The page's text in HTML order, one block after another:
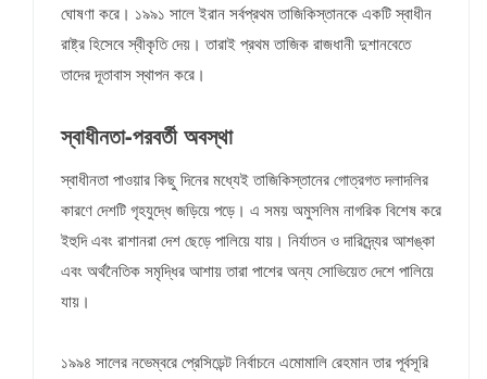
ঘোষণা করে। ১৯৯১ সালে ইরান সর্বপ্রথম তাজিকিস্তানকে একটি স্বাধীন
রাষ্ট্র হিসেবে স্বীকৃতি দেয়। তারাই প্রথম তাজিক রাজধানী দুশানবেতে
তাদের দূতাবাস স্থাপন করে।
স্বাধীনতা-পরবর্তী অবস্থা
স্বাধীনতা পাওয়ার কিছু দিনের মধ্যেই তাজিকিস্তানের গোত্রগত দলাদলির
কারণে দেশটি গৃহযুদ্ধে জড়িয়ে পড়ে। এ সময় অমুসলিম নাগরিক বিশেষ করে
ইহুদি এবং রাশানরা দেশ ছেড়ে পালিয়ে যায়। নির্যাতন ও দারিদ্র্যের আশঙ্কা
এবং অর্থনৈতিক সমৃদ্ধির আশায় তারা পাশের অন্য সোভিয়েত দেশে পালিয়ে
যায়।
১৯৯৪ সালের নভেম্বরে প্রেসিডেন্ট নির্বাচনে এমোমালি রেহমান তার পূর্বসূরি